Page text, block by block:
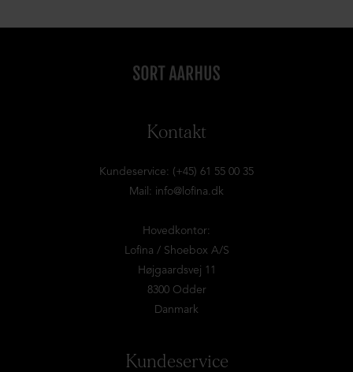
Kontakt
Kundeservice: (+45) 61 55 00 35
Mail: info@lofina.dk
Hovedkontor:
Lofina / Shoebox A/S
Højgaardsvej 11
8300 Odder
Danmark
Kundeservice